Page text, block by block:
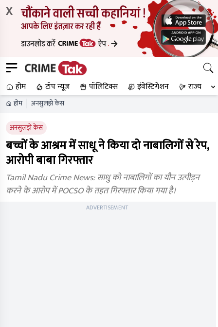
X
होम टॉप न्यूज पॉलिटिक्स इंवेस्टिगेशन राज्य
होम अनसुलझे केस
अनसुलझे केस
बच्चों के आश्रम में साधू ने किया दो नाबालिगों से रेप,
आरोपी बाबा गिरफ्तार
Tamil Nadu Crime News: साधु को नाबालिगों का यौन उत्पीड़न
करने के आरोप में POCSO के तहत गिरफ्तार किया गया है।
ADVERTISEMENT